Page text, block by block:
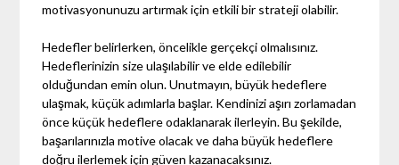
motivasyonunuzu artırmak için etkili bir strateji olabilir.
Hedefler belirlerken, öncelikle gerçekçi olmalısınız.
Hedeflerinizin size ulaşılabilir ve elde edilebilir
olduğundan emin olun. Unutmayın, büyük hedeflere
ulaşmak, küçük adımlarla başlar. Kendinizi aşırı zorlamadan
önce küçük hedeflere odaklanarak ilerleyin. Bu şekilde,
başarılarınızla motive olacak ve daha büyük hedeflere
doğru ilerlemek için güven kazanacaksınız.